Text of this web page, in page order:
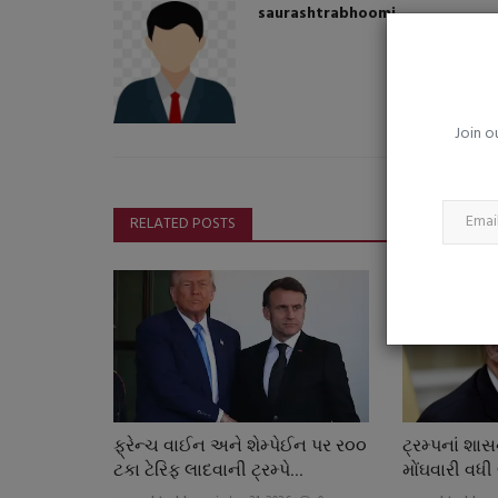
Join
saurashtrabhoomi
RELATED POSTS
ફ્રેન્ચ વાઈન અને શેમ્પેઈન પર ર૦૦
ટકા ટેરિફ લાદવાની ટ્રમ્પે...
ટ્રમ્પનાં
મોંઘવારી
વિસાવદરનાં નવી ચાવંડ ગામે વાડીનાં
ચાલતા જુગારધામ...
saurashtrabhoomi